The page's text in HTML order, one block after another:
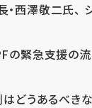
西澤敬二氏、
の緊急支援の
どうあるべき